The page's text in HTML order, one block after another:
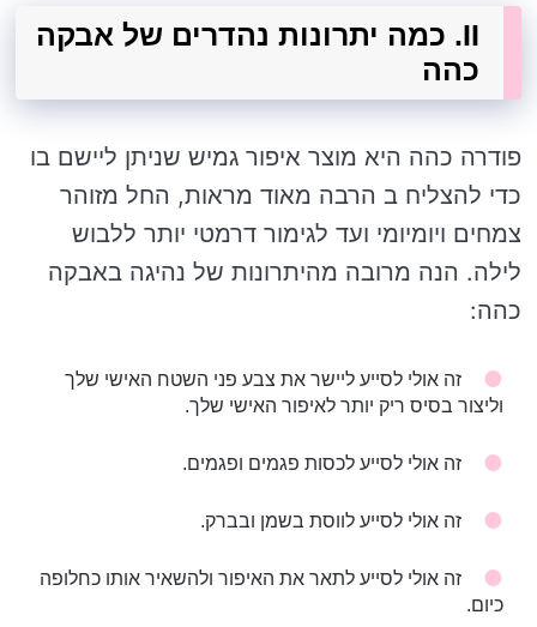
II. כמה יתרונות נהדרים של אבקה
כהה
פודרה כהה היא מוצר איפור גמיש שניתן ליישם בו
כדי להצליח ב הרבה מאוד מראות, החל מזוהר
צמחים ויומיומי ועד לגימור דרמטי יותר ללבוש
לילה. הנה מרובה מהיתרונות של נהיגה באבקה
כהה:
זה אולי לסייע ליישר את צבע פני השטח האישי שלך
וליצור בסיס ריק יותר לאיפור האישי שלך.
זה אולי לסייע לכסות פגמים ופגמים.
זה אולי לסייע לווסת בשמן ובברק.
זה אולי לסייע לתאר את האיפור ולהשאיר אותו כחלופה
כיום.